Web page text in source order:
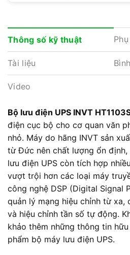
Thông số kỹ thuật
Tài liệu
Video
Bộ lưu điện UPS INVT
điện cục bộ cho cơ quan văn
nhỏ. Máy do hãng INVT sản
từ Đức nên chất lượng ổn
lưu điện UPS còn tích hợp
vượt trội hơn các loại máy
công nghệ DSP (Digital Signal
quản lý mạng hiệu chỉnh từ xa,
và hiệu chỉnh tần số tự động.
khảo thêm những thông tin
phẩm bộ máy lưu điện UPS.